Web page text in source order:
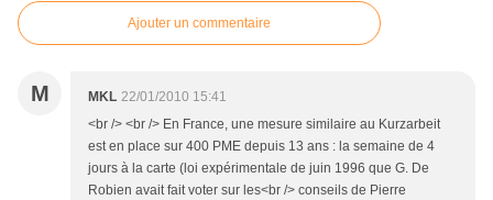
Ajouter un commentaire
M MKL 22/01/2010 15:41
<br /> <br /> En France, une mesure similaire au Kurzarbeit
est en place sur 400 PME depuis 13 ans : la semaine de 4
jours à la carte (loi expérimentale de juin 1996 que G. De
Robien avait fait voter sur les<br /> conseils de Pierre